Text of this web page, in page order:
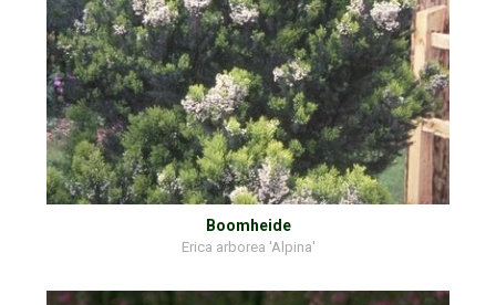
Boomheide
Erica arborea 'Alpina'